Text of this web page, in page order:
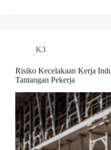
K3
Risiko Kecelakaan Kerja
Tantangan Pekerja